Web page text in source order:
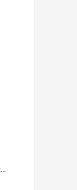
外贸企业如何利用一洽Facebook客服软件获取客户？